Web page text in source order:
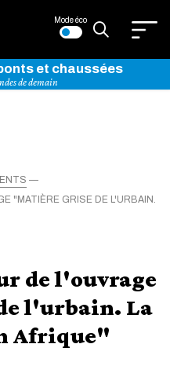
Mode éco
et chaussées
de demain
"MATIÈRE GRISE DE L'URBAIN.
de l'ouvrage
l'urbain. La
Afrique"